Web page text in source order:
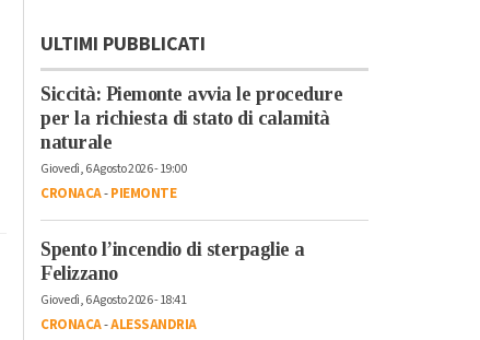
ULTIMI PUBBLICATI
Siccità: Piemonte avvia le procedure
per la richiesta di stato di calamità
naturale
Giovedì, 6 Agosto 2026 - 19:00
CRONACA-PIEMONTE
Spento l’incendio di sterpaglie a
Felizzano
Giovedì, 6 Agosto 2026 - 18:41
CRONACA-ALESSANDRIA